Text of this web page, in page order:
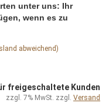
unter uns: Ihr
wenn es zu
abweichend)
freigeschaltete Kunden
zzgl. 7% MwSt. zzgl. Versand